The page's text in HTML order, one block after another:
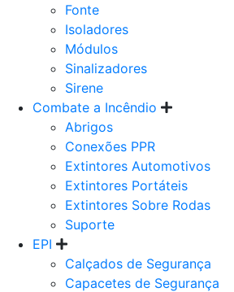
Fonte
Isoladores
Módulos
Sinalizadores
Sirene
Combate a Incêndio
Abrigos
Conexões PPR
Extintores Automotivos
Extintores Portáteis
Extintores Sobre Rodas
Suporte
EPI
Calçados de Segurança
Capacetes de Segurança